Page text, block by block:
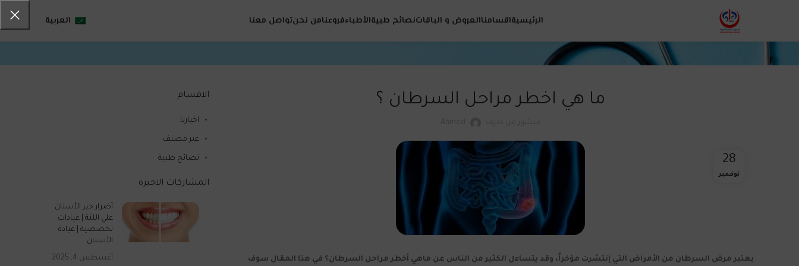
الرئيسيةاقسامناالعروض و الباقاتنصائح طبيةالأطباءفروعنامن نحنتواصل معنا العربية
ما هي اخطر مراحل السرطان ؟
28
نوفمبر
يعتبر مرض السرطان من الأمراض التي إنتشرت مؤخراً، وقد يتساءل الكثير من الناس عن ماهي أخطر مراحل السرطان؟ في هذا المقال سوف
الاقسام
اخبارنا
غير مصنف
نصائح طبية
المشاركات الاخيرة
أضرار جير الأسنان
علي اللثة | عيادات
تخصصية | عيادة
الأسنان
أغسطس 4, 2025